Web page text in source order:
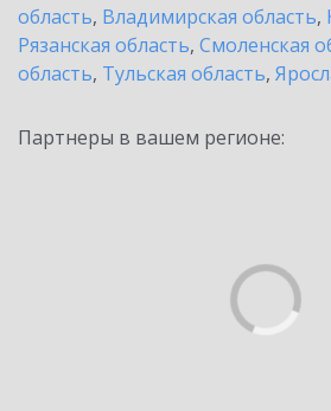
область, Владимирская область,
Рязанская область, Смоленская
область, Тульская область,
Партнеры в вашем регионе: